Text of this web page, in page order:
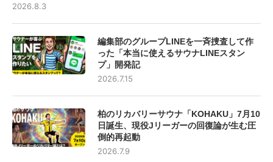
2026.8.3
編集部のグループLINEを一斉捜査して作
った「本当に使えるサウナLINEスタン
プ」開発記
2026.7.15
柏のリカバリーサウナ「KOHAKU」7月10
日誕生、現役Jリーガーの回復論が生む圧
倒的再起動
2026.7.9